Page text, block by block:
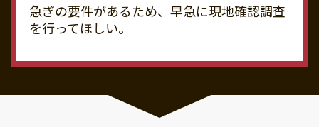
急ぎの要件があるため、早急に現地確認調査
を行ってほしい。